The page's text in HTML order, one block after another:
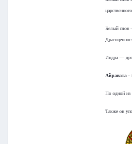
Белый слон
Индра —
Айравата -
По одной из
Также он